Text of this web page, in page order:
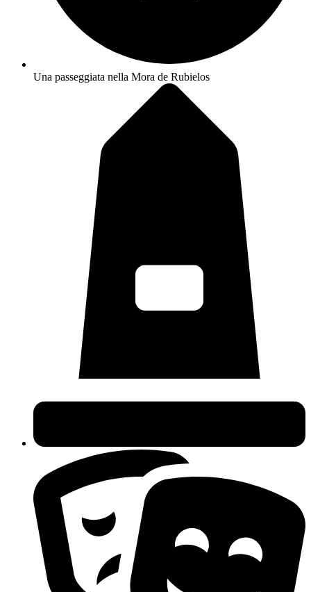
Una passeggiata nella Mora de Rubielos